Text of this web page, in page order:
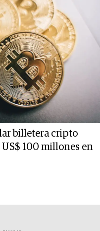
billetera cripto
100 millones en